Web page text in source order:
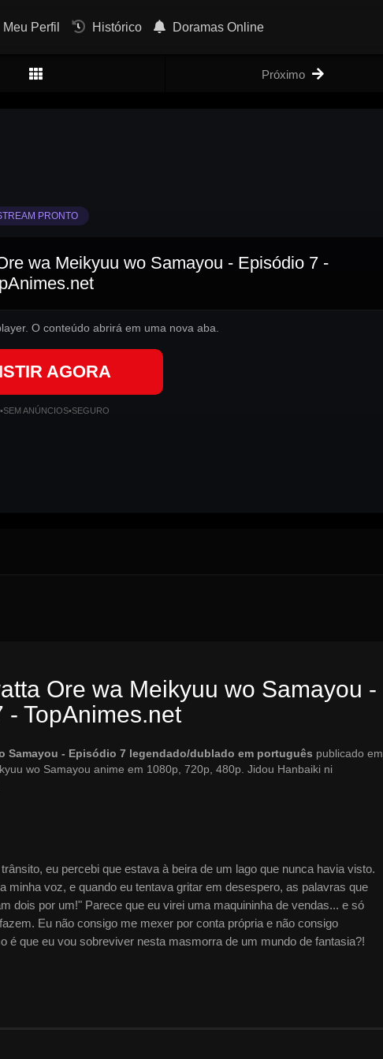
Meu Perfil Histórico Doramas Online
Próximo
PRONTO
wa Meikyuu wo Samayou - Episódio 7 -
O conteúdo abrirá em uma nova aba.
AGORA
•SEM ANÚNCIOS•SEGURO
Ore wa Meikyuu wo Samayou -
- TopAnimes.net
Samayou - Episódio 7 legendado/dublado em português publicado em
wo Samayou anime em 1080p, 720p, 480p. Jidou Hanbaiki ni
eu percebi que estava à beira de um lago que nunca havia visto.
minha voz, e quando eu tentava gritar em desespero, as palavras que
dois por um!" Parece que eu virei uma maquininha de vendas... e só
Eu não consigo me mexer por conta própria e não consigo
é que eu vou sobreviver nesta masmorra de um mundo de fantasia?!